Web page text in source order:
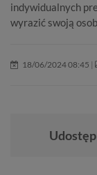
indywidualnych
wyrazić swoją
18/06/2024 08:45 |